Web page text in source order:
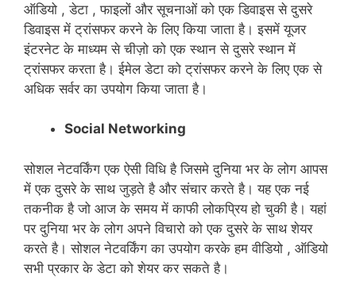
ऑडियो , डेटा , फाइलों और सूचनाओं को एक डिवाइस से दुसरे
डिवाइस में ट्रांसफर करने के लिए किया जाता है। इसमें यूजर
इंटरनेट के माध्यम से चीज़ो को एक स्थान से दुसरे स्थान में
ट्रांसफर करता है। ईमेल डेटा को ट्रांसफर करने के लिए एक से
अधिक सर्वर का उपयोग किया जाता है।
Social Networking
सोशल नेटवर्किंग एक ऐसी विधि है जिसमे दुनिया भर के लोग आपस
में एक दुसरे के साथ जुड़ते है और संचार करते है। यह एक नई
तकनीक है जो आज के समय में काफी लोकप्रिय हो चुकी है। यहां
पर दुनिया भर के लोग अपने विचारो को एक दुसरे के साथ शेयर
करते है। सोशल नेटवर्किंग का उपयोग करके हम वीडियो , ऑडियो
सभी प्रकार के डेटा को शेयर कर सकते है।